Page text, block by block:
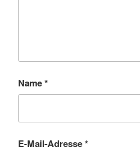
Name*
E-Mail-Adresse*